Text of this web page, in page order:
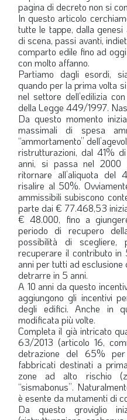
SCENARIO
SPAZIO APERTO
GOVERNANCE
FONDAZIONE
ASSOCIAZIONI
LA VIGNETTA DI
SPECIALE
pagina di decreto non si
In questo articolo
tutte le tappe, dalla
di scena, passi avanti,
comparto edile fino ad
con molto affanno.
Partiamo dagli esordi,
quando per la prima volta
nel settore dell’edilizia
della Legge 449/1997.
Da questo momento
massimali di spesa
“ammortamento”
ristrutturazioni, dal 41%
anni, si passa nel
ritornare all’aliquota del
risalire al 50%.
ammissibili subiscono
parte dai € 77.468,53
€ 48.000, fino a
periodo di recupero
possibilità di
recuperare il contributo in
anni per tutti ad esclusione
detrarre in 5 anni.
A 10 anni da questo
aggiungono gli incentivi
degli edifici. Anche in
modificata più volte.
Completa il già intricato
63/2013 (articolo 16,
detrazione del 65% per
fabbricati destinati a
zone ad alto rischio
“sismabonus”.
è esente da mutamenti di
Da questo groviglio